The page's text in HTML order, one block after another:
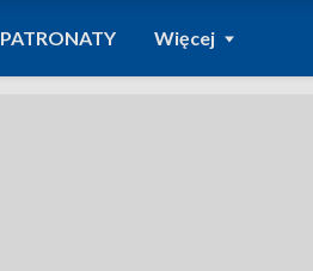
PATRONATY Więcej